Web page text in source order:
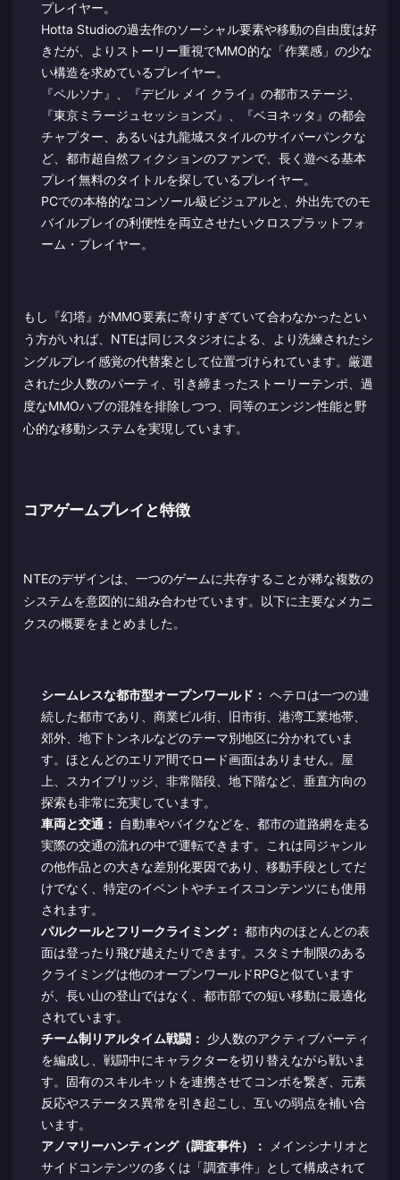
プレイヤー。
Hotta Studioの過去作のソーシャル要素や移動の自由度は好
きだが、よりストーリー重視でMMO的な「作業感」の少な
い構造を求めているプレイヤー。
『ペルソナ』、『デビル メイ クライ』の都市ステージ、
『東京ミラージュセッションズ』、『ベヨネッタ』の都会
チャプター、あるいは九龍城スタイルのサイバーパンクな
ど、都市超自然フィクションのファンで、長く遊べる基本
プレイ無料のタイトルを探しているプレイヤー。
PCでの本格的なコンソール級ビジュアルと、外出先でのモ
バイルプレイの利便性を両立させたいクロスプラットフォ
ーム・プレイヤー。
もし『幻塔』がMMO要素に寄りすぎていて合わなかったとい
う方がいれば、NTEは同じスタジオによる、より洗練されたシ
ングルプレイ感覚の代替案として位置づけられています。厳選
された少人数のパーティ、引き締まったストーリーテンポ、過
度なMMOハブの混雑を排除しつつ、同等のエンジン性能と野
心的な移動システムを実現しています。
コアゲームプレイと特徴
NTEのデザインは、一つのゲームに共存することが稀な複数の
システムを意図的に組み合わせています。以下に主要なメカニ
クスの概要をまとめました。
シームレスな都市型オープンワールド： ヘテロは一つの連
続した都市であり、商業ビル街、旧市街、港湾工業地帯、
郊外、地下トンネルなどのテーマ別地区に分かれていま
す。ほとんどのエリア間でロード画面はありません。屋
上、スカイブリッジ、非常階段、地下階など、垂直方向の
探索も非常に充実しています。
車両と交通：
自動車やバイクなどを、都市の道路網を走る
実際の交通の流れの中で運転できます。これは同ジャンル
の他作品との大きな差別化要因であり、移動手段としてだ
けでなく、特定のイベントやチェイスコンテンツにも使用
されます。
パルクールとフリークライミング： 都市内のほとんどの表
面は登ったり飛び越えたりできます。スタミナ制限のある
クライミングは他のオープンワールドRPGと似ています
が、長い山の登山ではなく、都市部での短い移動に最適化
されています。
チーム制リアルタイム戦闘： 少人数のアクティブパーティ
を編成し、戦闘中にキャラクターを切り替えながら戦いま
す。固有のスキルキットを連携させてコンボを繋ぎ、元素
反応やステータス異常を引き起こし、互いの弱点を補い合
います。
アノマリーハンティング（調査事件）：
メインシナリオと
サイドコンテンツの多くは「調査事件」として構成されて